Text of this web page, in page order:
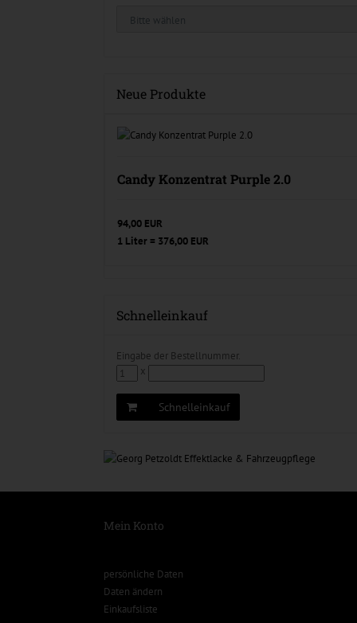
Neue Produkte
Candy Konzentrat Purple 2.0
94,00 EUR
1 Liter = 376,00 EUR
Schnelleinkauf
Eingabe der Bestellnummer.
x
Schnelleinkauf
Mein Konto
persönliche Daten
Daten ändern
Einkaufsliste